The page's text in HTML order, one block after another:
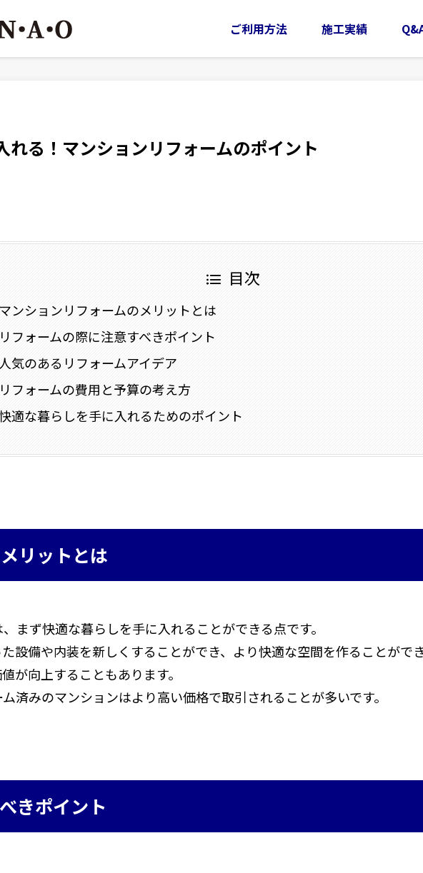
ご利用方法 施工実績
れる！マンションリフォームのポイント
目次
マンションリフォームのメリットとは
リフォームの際に注意すべきポイント
人気のあるリフォームアイデア
リフォームの費用と予算の考え方
適な暮らしを手に入れるためのポイント
リットとは
まず快適な暮らしを手に入れることができる点です。
設備や内装を新しくすることができ、より快適な空間を作ることができ
が向上することもあります。
済みのマンションはより高い価格で取引されることが多いです。
きポイント